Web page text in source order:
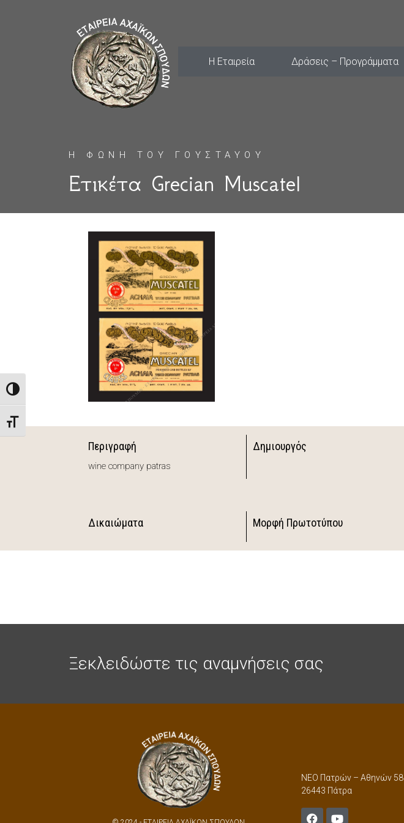
Toggle High Contrast
Toggle Font size
Η Εταιρεία Δράσεις – Προγράμματα
Η ΦΩΝΗ ΤΟΥ ΓΟΥΣΤΑΥΟΥ
Ετικέτα Grecian Muscatel
Περιγραφή
wine company patras
Δημιουργός
Δικαιώματα Μορφή Πρωτοτύπου
Ξεκλειδώστε τις αναμνήσεις σας
ΝΕΟ Πατρών – Αθηνών 58
26443 Πάτρα